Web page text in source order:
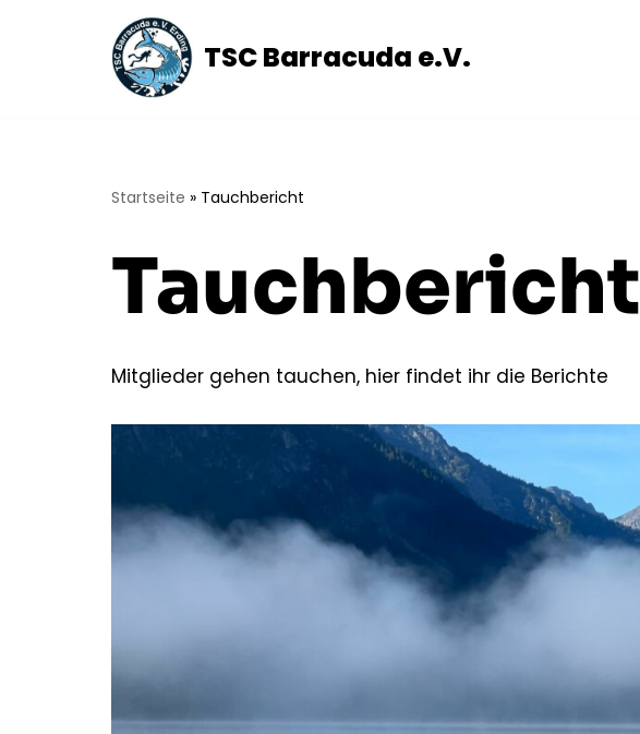
TSC Barracuda e.V.
Startseite » Tauchbericht
Tauchbericht
Mitglieder gehen tauchen, hier findet ihr die Berichte